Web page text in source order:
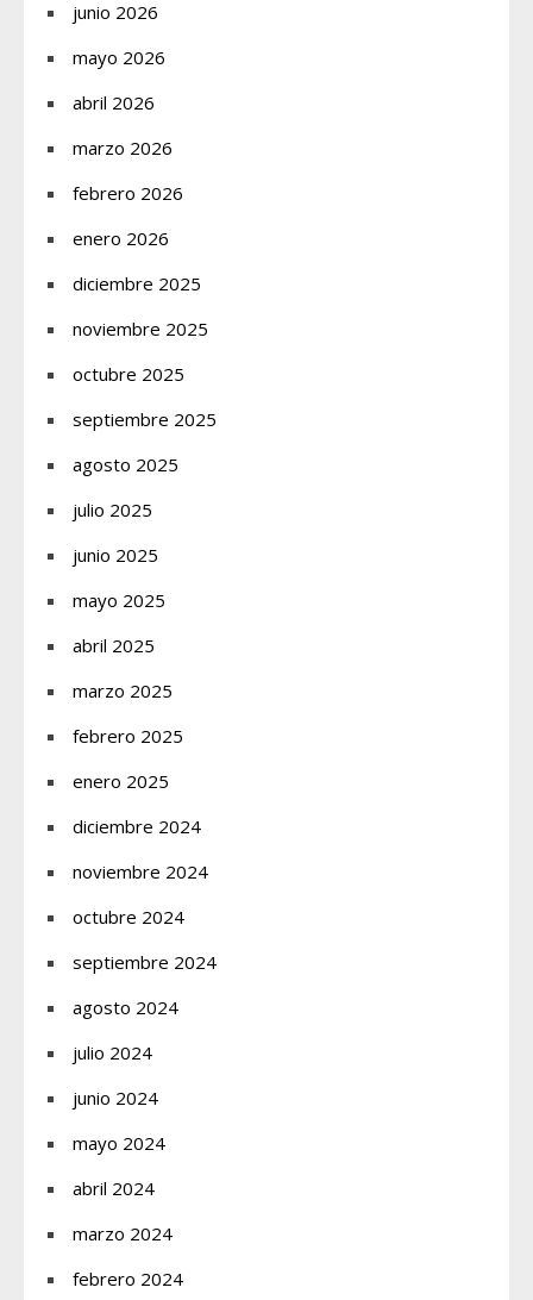
junio 2026
mayo 2026
abril 2026
marzo 2026
febrero 2026
enero 2026
diciembre 2025
noviembre 2025
octubre 2025
septiembre 2025
agosto 2025
julio 2025
junio 2025
mayo 2025
abril 2025
marzo 2025
febrero 2025
enero 2025
diciembre 2024
noviembre 2024
octubre 2024
septiembre 2024
agosto 2024
julio 2024
junio 2024
mayo 2024
abril 2024
marzo 2024
febrero 2024